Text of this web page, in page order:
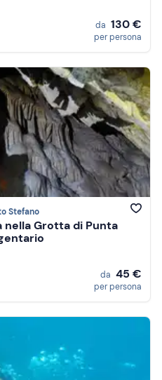
da 130 €
per persona
Stefano
nella Grotta di Punta
da 45 €
per persona